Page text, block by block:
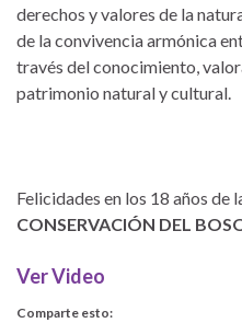
derechos y valores de la
de la convivencia armónica
través del conocimiento,
patrimonio natural y cultural.
Felicidades en los 18 años de
CONSERVACIÓN DEL
Ver Video
Comparte esto: